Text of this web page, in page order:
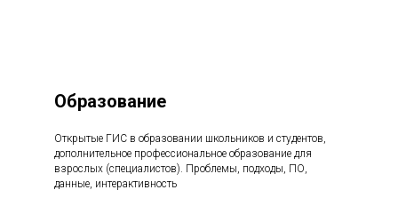
Образование
Открытые ГИС в образовании школьников и студентов,
дополнительное профессиональное образование для
взрослых (специалистов). Проблемы, подходы, ПО,
данные, интерактивность